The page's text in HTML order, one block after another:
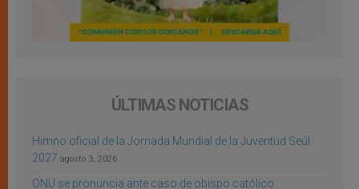
ÚLTIMAS NOTICIAS
Himno oficial de la Jornada Mundial de la Juventud Seúl
2027 agosto 3, 2026
ONU se pronuncia ante caso de obispo católico